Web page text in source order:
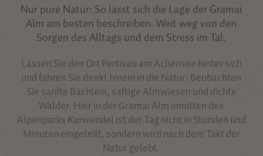
Nur pure Natur: So lässt sich die Lage der Gramai
Alm am besten beschreiben. Weit weg von den
Sorgen des Alltags und dem Stress im Tal.
Lassen Sie den Ort Pertisau am Achensee hinter sich
und fahren Sie direkt hinein in die Natur: Beobachten
Sie sanfte Bächlein, saftige Almwiesen und dichte
Wälder. Hier in der Gramai Alm inmitten des
Alpenparks Karwendel ist der Tag nicht in Stunden und
Minuten eingeteilt, sondern wird nach dem Takt der
Natur gelebt.